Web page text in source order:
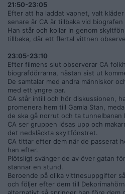
21:50-23:05
Efter att ha laddat vapnet, valt
senare är CA är tillbaka vid biografen
Han står och kollar in genom
tillbaka, där ett flertal vittnen
23:05-23:10
Efter filmens slut observerar CA
biografdörrarna, nästan sist ut
De samtalar med andra människor
med ett yngre par.
CA står intill och hör diskussionen,
promenera hem till Gamla Stan,
de ska gå norrut och ta tunnelbanan
CA ser gruppen lösas upp och
det nedsläckta skyltfönstret.
CA tittar efter dem när de passerat
han efter.
Plötsligt svänger de av över gatan
stannar en stund.
Beroende på olika vittnesuppgifter
och följer efter dem till